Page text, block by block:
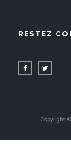
RESTEZ
Copyright